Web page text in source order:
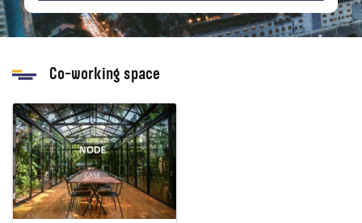
Co-working space